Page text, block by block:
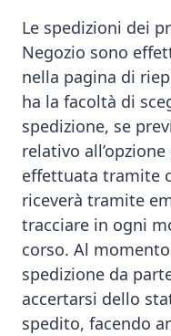
Le spedizioni dei
Negozio sono
nella pagina di
ha la facoltà di
spedizione, se
relativo
effettuata tramite
riceverà tramite
tracciare in ogni
corso. Al
spedizione da
accertarsi dello
spedito, facendo